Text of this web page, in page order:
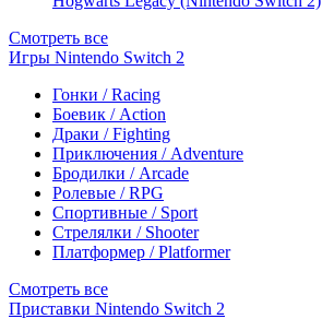
Смотреть все
Игры Nintendo Switch 2
Гонки / Racing
Боевик / Action
Драки / Fighting
Приключения / Adventure
Бродилки / Arcade
Ролевые / RPG
Спортивные / Sport
Стрелялки / Shooter
Платформер / Platformer
Смотреть все
Приставки Nintendo Switch 2